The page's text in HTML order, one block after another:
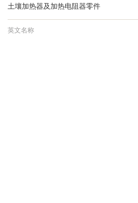
土壤加热器及加热电阻器零件
英文名称